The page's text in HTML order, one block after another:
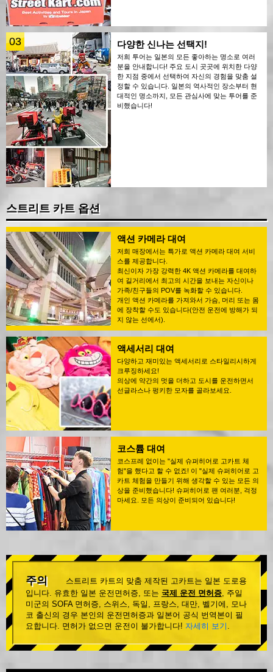
03 다양한 신나는 선택지!
저희 투어는 일본의 모든 좋아하는 명소로 여러
분을 안내합니다! 주요 도시 곳곳에 위치한 다양
한 지점 중에서 선택하여 자신의 경험을 맞춤 설
정할 수 있습니다. 일본의 역사적인 장소부터 현
대적인 명소까지, 모든 관심사에 맞는 투어를 준
비했습니다!
스트리트 카트 옵션
액션 카메라 대여
저희 매장에서는 특가로 액션 카메라 대여 서비
스를 제공합니다.
최신이자 가장 강력한 4K 액션 카메라를 대여하
여 길거리에서 최고의 시간을 보내는 자신이나
가족/친구들의 POV를 녹화할 수 있습니다.
개인 액션 카메라를 가져와서 가슴, 머리 또는 몸
에 장착할 수도 있습니다(안전 운전에 방해가 되
지 않는 선에서).
액세서리 대여
다양하고 재미있는 액세서리로 스타일리시하게
크루징하세요!
의상에 약간의 멋을 더하고 도시를 운전하면서
선글라스나 펑키한 모자를 골라보세요.
코스튬 대여
코스프레 없이는 "실제 슈퍼히어로 고카트 체
험"을 했다고 할 수 없죠! 이 "실제 슈퍼히어로 고
카트 체험을 만들기 위해 생각할 수 있는 모든 의
상을 준비했습니다! 슈퍼히어로 팬 여러분, 걱정
마세요. 모든 의상이 준비되어 있습니다!
주의
스트리트 카트의 맞춤 제작된 고카트는 일본 도로용
입니다. 유효한 일본 운전면허증, 또는 국제 운전 면허증, 주일
미군의 SOFA 면허증, 스위스, 독일, 프랑스, 대만, 벨기에, 모나
코 출신의 경우 본인의 운전면허증과 일본어 공식 번역본이 필
요합니다. 면허가 없으면 운전이 불가합니다! 자세히 보기 .